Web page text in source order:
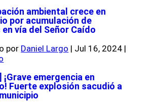
ambiental crece en
por acumulación de
en vía del Señor Caído
por Daniel Largo | Jul 16, 2024 |
¡Grave emergencia en
Fuerte explosión sacudió a